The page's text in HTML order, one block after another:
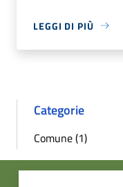
LEGGI DI PIÙ
Categorie
Comune (1)